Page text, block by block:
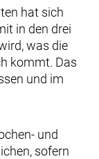
hat sich
in den drei
was die
kommt. Das
und im
und
sofern